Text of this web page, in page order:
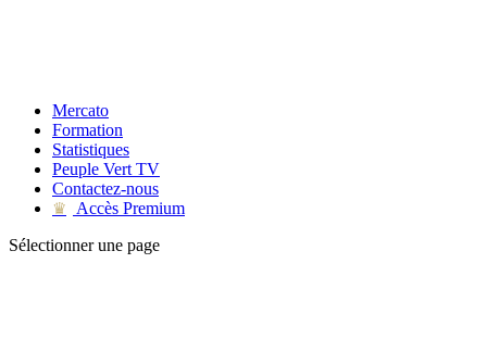
Mercato
Formation
Statistiques
Peuple Vert TV
Contactez-nous
♛
Accès Premium
Sélectionner une page